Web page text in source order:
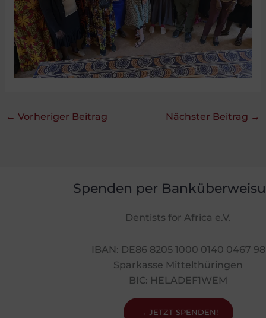
← Vorheriger Beitrag Nächster Beitrag →
Spenden per
Dentists for Africa e.V.
IBAN: DE86 8205 1000 0140 0467 98
Sparkasse Mittelthüringen
BIC: HELADEF1WEM
→ JETZT SPENDEN!